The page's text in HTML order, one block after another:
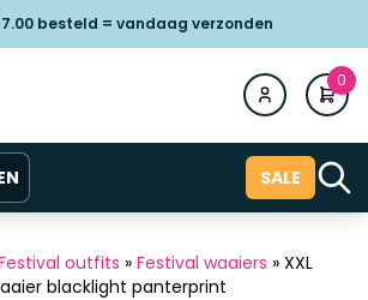
besteld = vandaag verzonden
0
SALE
outfits » Festival waaiers » XXL
blacklight panterprint